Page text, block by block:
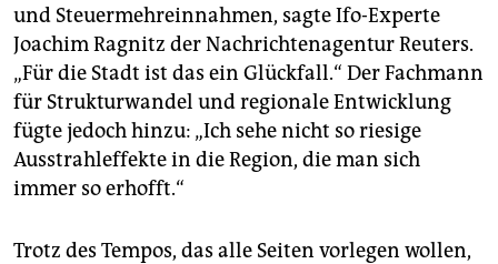
und Steuermehreinnahmen, sagte Ifo-Experte
Joachim Ragnitz der Nachrichtenagentur Reuters.
„Für die Stadt ist das ein Glückfall.“ Der Fachmann
für Strukturwandel und regionale Entwicklung
fügte jedoch hinzu: „Ich sehe nicht so riesige
Ausstrahleffekte in die Region, die man sich
immer so erhofft.“
Trotz des Tempos, das alle Seiten vorlegen wollen,